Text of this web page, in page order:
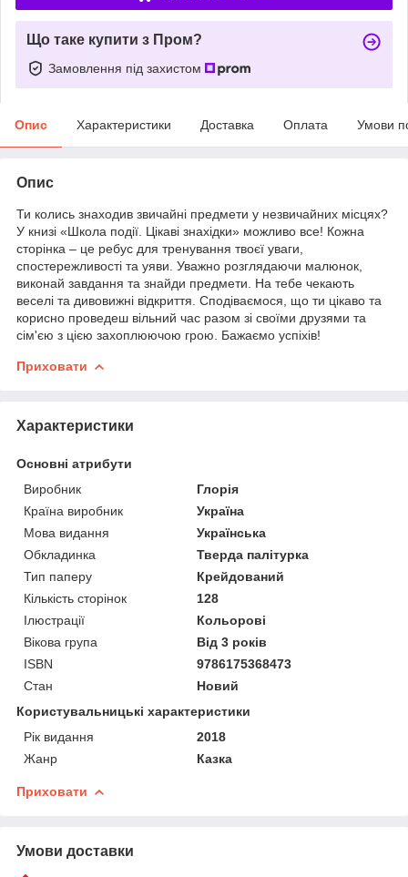
Що таке купити з Пром?
Замовлення під захистом
Опис Характеристики Доставка Оплата Умови
Опис
Ти колись знаходив звичайні предмети у незвичайних місцях?
У книзі «Школа події. Цікаві знахідки» можливо все! Кожна
сторінка – це ребус для тренування твоєї уваги,
спостережливості та уяви. Уважно розглядаючи малюнок,
виконай завдання та знайди предмети. На тебе чекають
веселі та дивовижні відкриття. Сподіваємося, що ти цікаво та
корисно проведеш вільний час разом зі своїми друзями та
сім'єю з цією захоплюючою грою. Бажаємо успіхів!
Приховати
Характеристики
Основні атрибути
Виробник
Глорія
Країна виробник
Україна
Мова видання
Українська
Обкладинка
Тверда палітурка
Тип паперу
Крейдований
Кількість сторінок
128
Ілюстрації
Кольорові
Вікова група
Від 3 років
ISBN
9786175368473
Стан
Новий
Користувальницькі характеристики
Рік видання
2018
Жанр
Казка
Приховати
Умови доставки